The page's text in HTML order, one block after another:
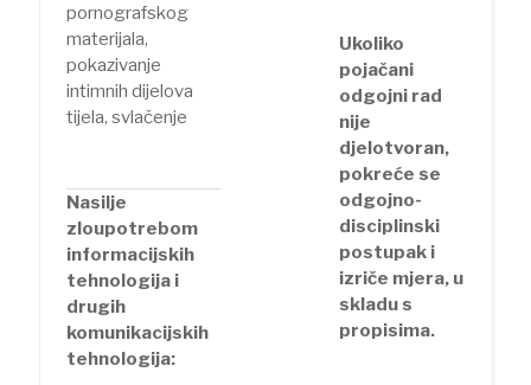
Ukoliko
pojačani
odgojni rad
nije
djelotvoran,
pokreće se
odgojno-
disciplinski
postupak i
izriče mjera, u
skladu s
propisima.
pornografskog
materijala,
pokazivanje
intimnih dijelova
tijela, svlačenje
Nasilje
zloupotrebom
informacijskih
tehnologija i
drugih
komunikacijskih
tehnologija: